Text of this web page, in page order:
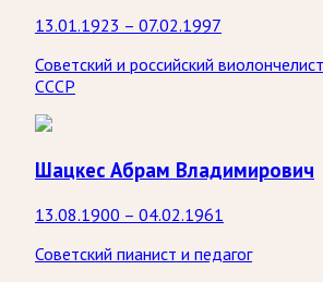
13.01.1923 – 07.02.1997
Советский и российский
СССР
Шацкес Абрам Владимирович
13.08.1900 – 04.02.1961
Советский пианист и педагог